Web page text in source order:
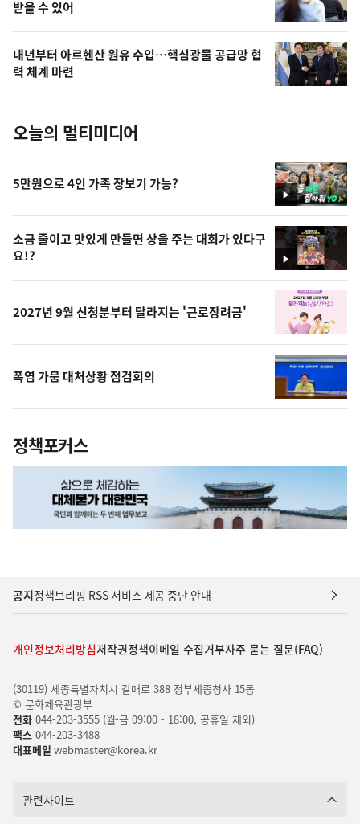
늘
의
사
진
받을 수 있어
내년부터 아르헨산 원유 수입…핵심광물 공급망 협
력 체계 마련
오늘의 멀티미디어
영
상
5만원으로 4인 가족 장보기 가능?
영
상
소금 줄이고 맛있게 만들면 상을 주는 대회가 있다구
요!?
2027년 9월 신청분부터 달라지는 '근로장려금'
폭염 가뭄 대처상황 점검회의
정책포커스
공지정책브리핑 RSS 서비스 제공 중단 안내
개인정보처리방침저작권정책이메일 수집거부자주 묻는 질문(FAQ)
(30119) 세종특별자치시 갈매로 388 정부세종청사 15동
© 문화체육관광부
전화044-203-3555 (월-금 09:00 - 18:00, 공휴일 제외)
팩스044-203-3488
대표메일 webmaster@korea.kr
관련사이트